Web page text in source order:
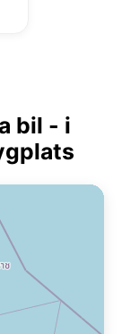
bil - i